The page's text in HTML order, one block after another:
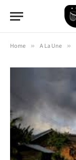
Home » A La Une »